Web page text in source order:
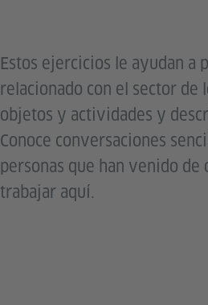
Estos ejercicios le ayudan a
relacionado con el sector de
objetos y actividades y
Conoce conversaciones
personas que han venido de
trabajar aquí.